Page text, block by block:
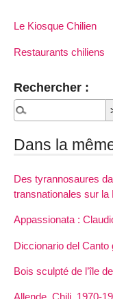
Le Kiosque Chilien
Restaurants chiliens
Rechercher :
Dans la
Des tyrannosaures
transnationales sur la
Appassionata :
Diccionario del Canto
Bois sculpté de l’île
Allende, Chili, 1970-